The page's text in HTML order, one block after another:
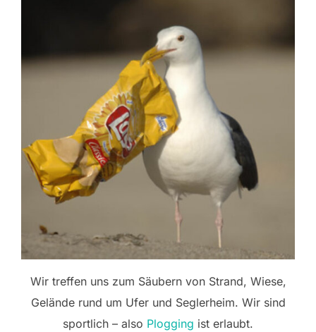
Wir treffen uns zum Säubern von Strand, Wiese,
Gelände rund um Ufer und Seglerheim. Wir sind
sportlich – also Plogging ist erlaubt.